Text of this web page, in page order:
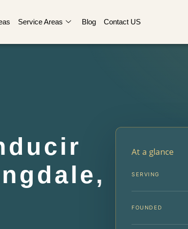
Service Areas Blog Contact US
At a glance
SERVING
FOUNDED